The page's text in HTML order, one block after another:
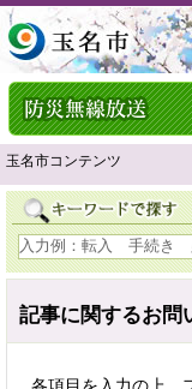
玉名市コンテンツ
記事に関するお問